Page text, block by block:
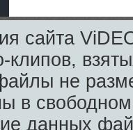
сайта
не
в
данных